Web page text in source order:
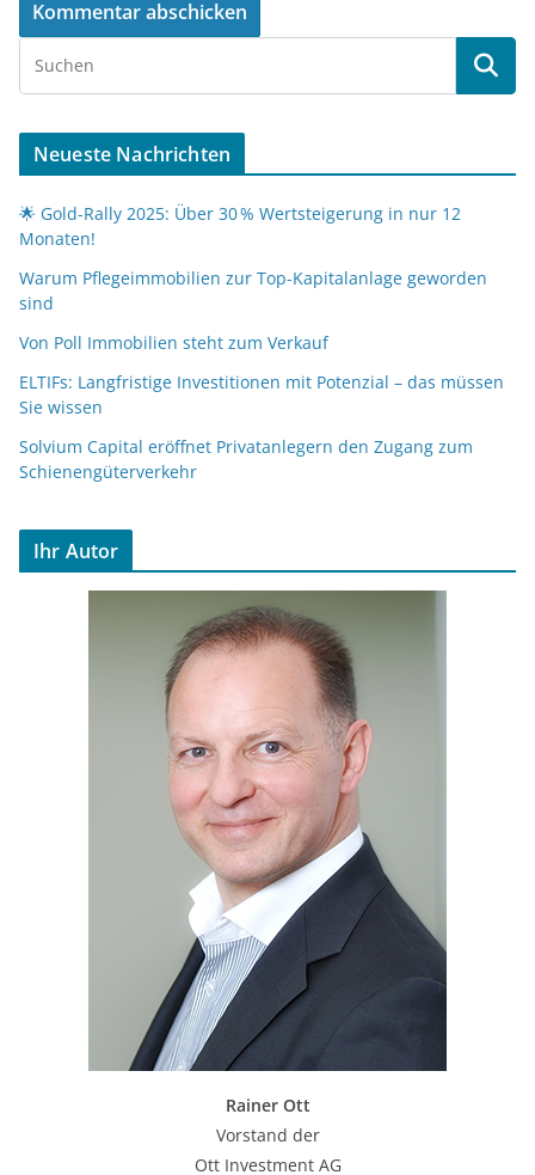
Neueste Nachrichten
🌟 Gold-Rally 2025: Über 30 % Wertsteigerung in nur 12
Monaten!
Warum Pflegeimmobilien zur Top-Kapitalanlage geworden
sind
Von Poll Immobilien steht zum Verkauf
ELTIFs: Langfristige Investitionen mit Potenzial – das müssen
Sie wissen
Solvium Capital eröffnet Privatanlegern den Zugang zum
Schienengüterverkehr
Ihr Autor
Rainer Ott
Vorstand der
Ott Investment AG